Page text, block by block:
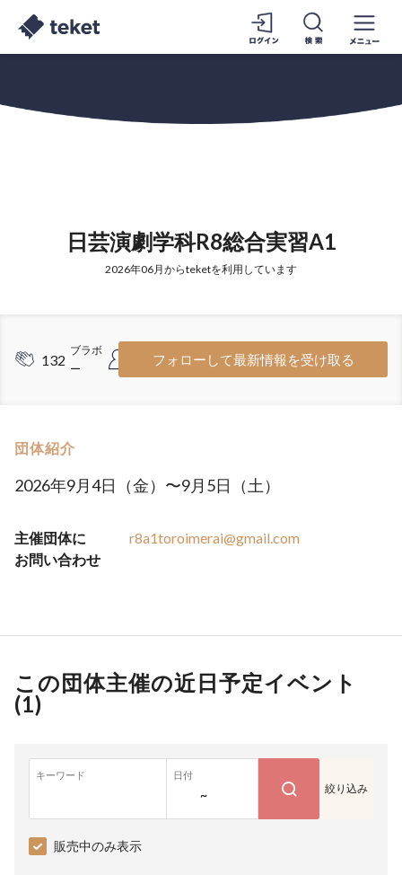
日芸演劇学科R8総合実習A1
2026年06月からteketを利用しています
132
ブラボ
ー
ー
フォローして最新情報を受け取る
団体紹介
2026年9月4日（金）〜9月5日（土）
主催団体に
お問い合わせ
r8a1toroimerai@gmail.com
この団体主催の近日予定イベント
(1)
キーワード 日付
~ 絞り込み
販売中のみ表示